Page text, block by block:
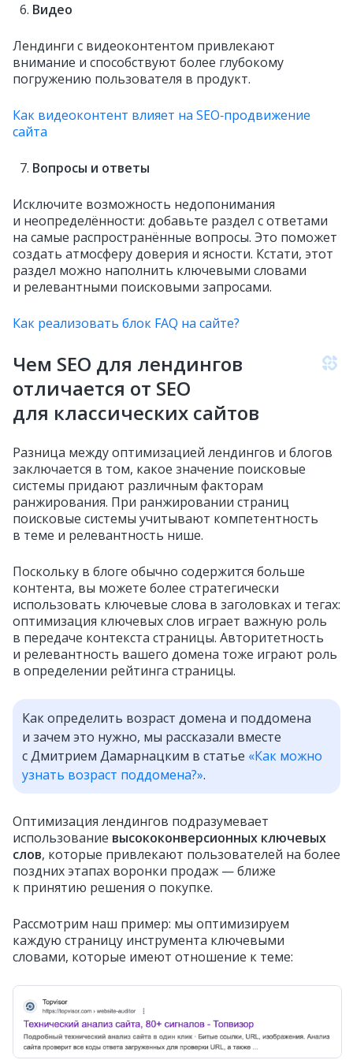
Видео
Лендинги с видеоконтентом привлекают
внимание и способствуют более глубокому
погружению пользователя в продукт.
Как видеоконтент влияет на SEO‑продвижение
сайта
Вопросы и ответы
Исключите возможность недопонимания
и неопределённости: добавьте раздел с ответами
на самые распространённые вопросы. Это поможет
создать атмосферу доверия и ясности. Кстати, этот
раздел можно наполнить ключевыми словами
и релевантными поисковыми запросами.
Как реализовать блок FAQ на сайте?
Чем SEO для лендингов
отличается от SEO
для классических сайтов
Разница между оптимизацией лендингов и блогов
заключается в том, какое значение поисковые
системы придают различным факторам
ранжирования. При ранжировании страниц
поисковые системы учитывают компетентность
в теме и релевантность нише.
Поскольку в блоге обычно содержится больше
контента, вы можете более стратегически
использовать ключевые слова в заголовках и тегах:
оптимизация ключевых слов играет важную роль
в передаче контекста страницы. Авторитетность
и релевантность вашего домена тоже играют роль
в определении рейтинга страницы.
Как определить возраст домена и поддомена
и зачем это нужно, мы рассказали вместе
с Дмитрием Дамарнацким в статье «Как можно
узнать возраст поддомена?».
Оптимизация лендингов подразумевает
использование высококонверсионных ключевых
слов, которые привлекают пользователей на более
поздних этапах воронки продаж — ближе
к принятию решения о покупке.
Рассмотрим наш пример: мы оптимизируем
каждую страницу инструмента ключевыми
словами, которые имеют отношение к теме: